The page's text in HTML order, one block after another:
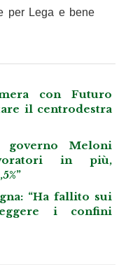
per Lega e bene
con Futuro
il centrodestra
Meloni
in più,
“Ha fallito sui
i confini